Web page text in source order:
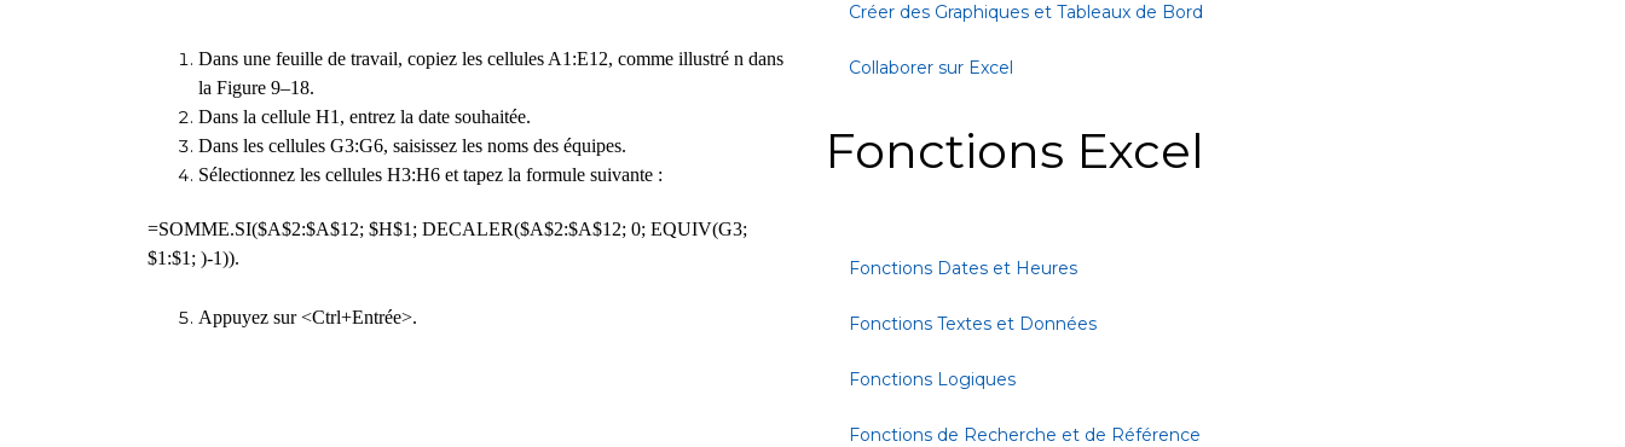
Dans une feuille de travail, copiez les cellules A1:E12, comme illustré n dans
la Figure 9–18.
Dans la cellule H1, entrez la date souhaitée.
Dans les cellules G3:G6, saisissez les noms des équipes.
Sélectionnez les cellules H3:H6 et tapez la formule suivante :
=SOMME.SI($A$2:$A$12; $H$1; DECALER($A$2:$A$12; 0; EQUIV(G3;
$1:$1; )-1)).
Appuyez sur <Ctrl+Entrée>.
Créer des Graphiques et Tableaux de Bord
Collaborer sur Excel
Fonctions Excel
Fonctions Dates et Heures
Fonctions Textes et Données
Fonctions Logiques
Fonctions de Recherche et de Référence